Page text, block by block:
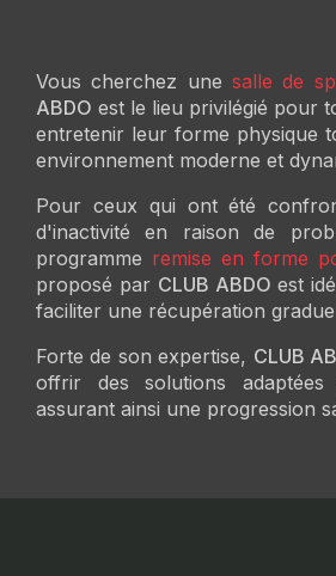
Vous cherchez unesalle de
ABDO est le lieu privilégié pour
entretenir leur forme physique
environnement moderne et
Pour ceux qui ont été
d'inactivité en raison de
programme remise en forme
proposé par CLUB ABDO est
faciliter une récupération
Forte de son expertise, CLUB
offrir des solutions
assurant ainsi une progression